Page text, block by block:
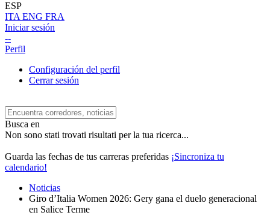
ESP
ITA ENG FRA
Iniciar sesión
--
Perfil
Configuración del perfil
Cerrar sesión
Busca en
Non sono stati trovati risultati per la tua ricerca...
Guarda las fechas de tus carreras preferidas ¡Sincroniza tu
calendario!
Noticias
Giro d’Italia Women 2026: Gery gana el duelo generacional
en Salice Terme